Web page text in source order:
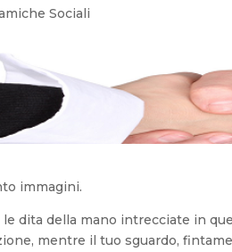
Sociali
immagini.
dita della mano intrecciate in
mentre il tuo sguardo,